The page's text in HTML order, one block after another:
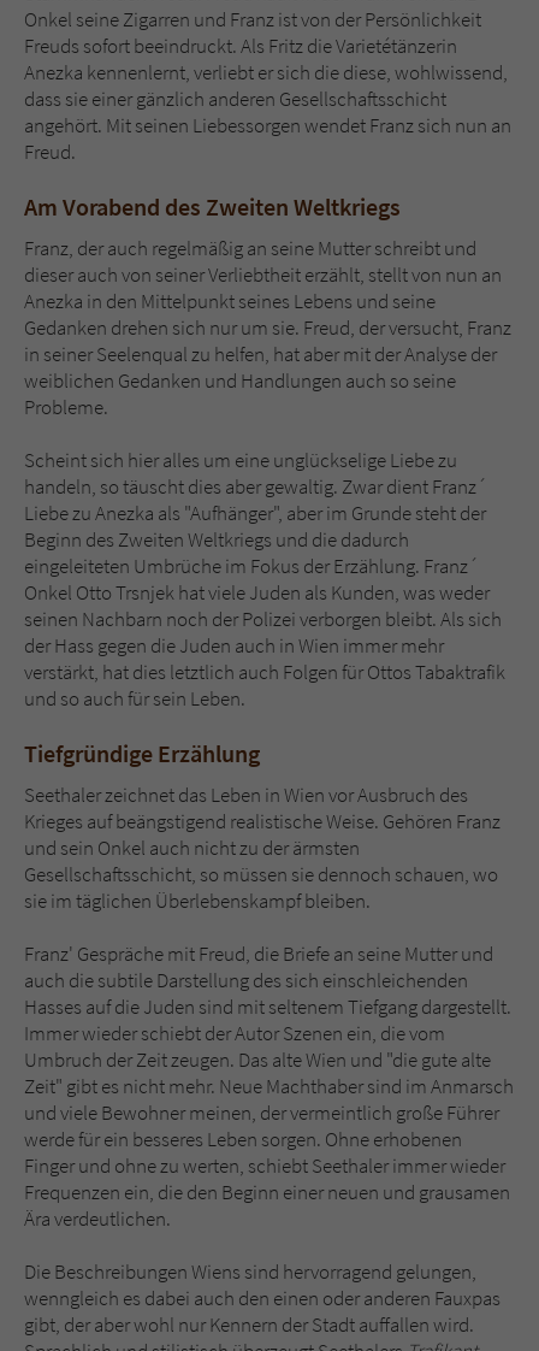
Onkel seine Zigarren und Franz ist von der Persönlichkeit
Freuds sofort beeindruckt. Als Fritz die Varietétänzerin
Anezka kennenlernt, verliebt er sich die diese, wohlwissend,
dass sie einer gänzlich anderen Gesellschaftsschicht
angehört. Mit seinen Liebessorgen wendet Franz sich nun an
Freud.
Am Vorabend des Zweiten Weltkriegs
Franz, der auch regelmäßig an seine Mutter schreibt und
dieser auch von seiner Verliebtheit erzählt, stellt von nun an
Anezka in den Mittelpunkt seines Lebens und seine
Gedanken drehen sich nur um sie. Freud, der versucht, Franz
in seiner Seelenqual zu helfen, hat aber mit der Analyse der
weiblichen Gedanken und Handlungen auch so seine
Probleme.
Scheint sich hier alles um eine unglückselige Liebe zu
handeln, so täuscht dies aber gewaltig. Zwar dient Franz´
Liebe zu Anezka als "Aufhänger", aber im Grunde steht der
Beginn des Zweiten Weltkriegs und die dadurch
eingeleiteten Umbrüche im Fokus der Erzählung. Franz´
Onkel Otto Trsnjek hat viele Juden als Kunden, was weder
seinen Nachbarn noch der Polizei verborgen bleibt. Als sich
der Hass gegen die Juden auch in Wien immer mehr
verstärkt, hat dies letztlich auch Folgen für Ottos Tabaktrafik
und so auch für sein Leben.
Tiefgründige Erzählung
Seethaler zeichnet das Leben in Wien vor Ausbruch des
Krieges auf beängstigend realistische Weise. Gehören Franz
und sein Onkel auch nicht zu der ärmsten
Gesellschaftsschicht, so müssen sie dennoch schauen, wo
sie im täglichen Überlebenskampf bleiben.
Franz' Gespräche mit Freud, die Briefe an seine Mutter und
auch die subtile Darstellung des sich einschleichenden
Hasses auf die Juden sind mit seltenem Tiefgang dargestellt.
Immer wieder schiebt der Autor Szenen ein, die vom
Umbruch der Zeit zeugen. Das alte Wien und "die gute alte
Zeit" gibt es nicht mehr. Neue Machthaber sind im Anmarsch
und viele Bewohner meinen, der vermeintlich große Führer
werde für ein besseres Leben sorgen. Ohne erhobenen
Finger und ohne zu werten, schiebt Seethaler immer wieder
Frequenzen ein, die den Beginn einer neuen und grausamen
Ära verdeutlichen.
Die Beschreibungen Wiens sind hervorragend gelungen,
wenngleich es dabei auch den einen oder anderen Fauxpas
gibt, der aber wohl nur Kennern der Stadt auffallen wird.